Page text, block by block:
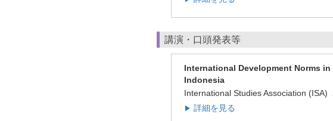
講演・口頭発表等
International Development Norms
Indonesia
International Studies Association (ISA)
▶ 詳細を見る